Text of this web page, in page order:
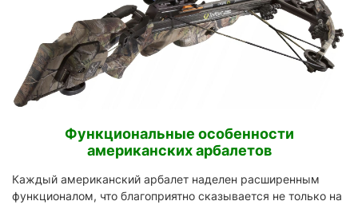
Функциональные особенности
американских арбалетов
Каждый американский арбалет наделен расширенным
функционалом, что благоприятно сказывается не только на